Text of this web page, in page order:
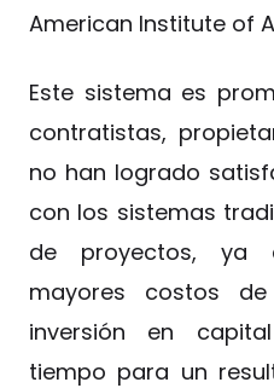
American Institute of
Este sistema es
contratistas,
no han logrado
con los sistemas
de proyectos, ya
mayores costos
inversión en
tiempo para un